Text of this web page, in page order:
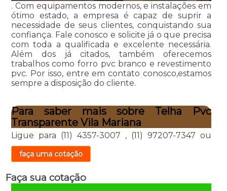
. Com equipamentos modernos, e instalações em
ótimo estado, a empresa é capaz de suprir a
necessidade de seus clientes, conquistando sua
confiança. Fale conosco e solicite já o que precisa
com toda a qualificada e excelente necessária.
Além dos já citados, também oferecemos
trabalhos como forro pvc branco e revestimento
pvc. Por isso, entre em contato conosco,estamos
sempre a disposição do cliente.
Para saber mais sobre Telha Pvc
Transparente Vila Mariana
Ligue para (11) 4357-3007 , (11) 97207-7347 ou
faça uma cotação
Faça sua cotação